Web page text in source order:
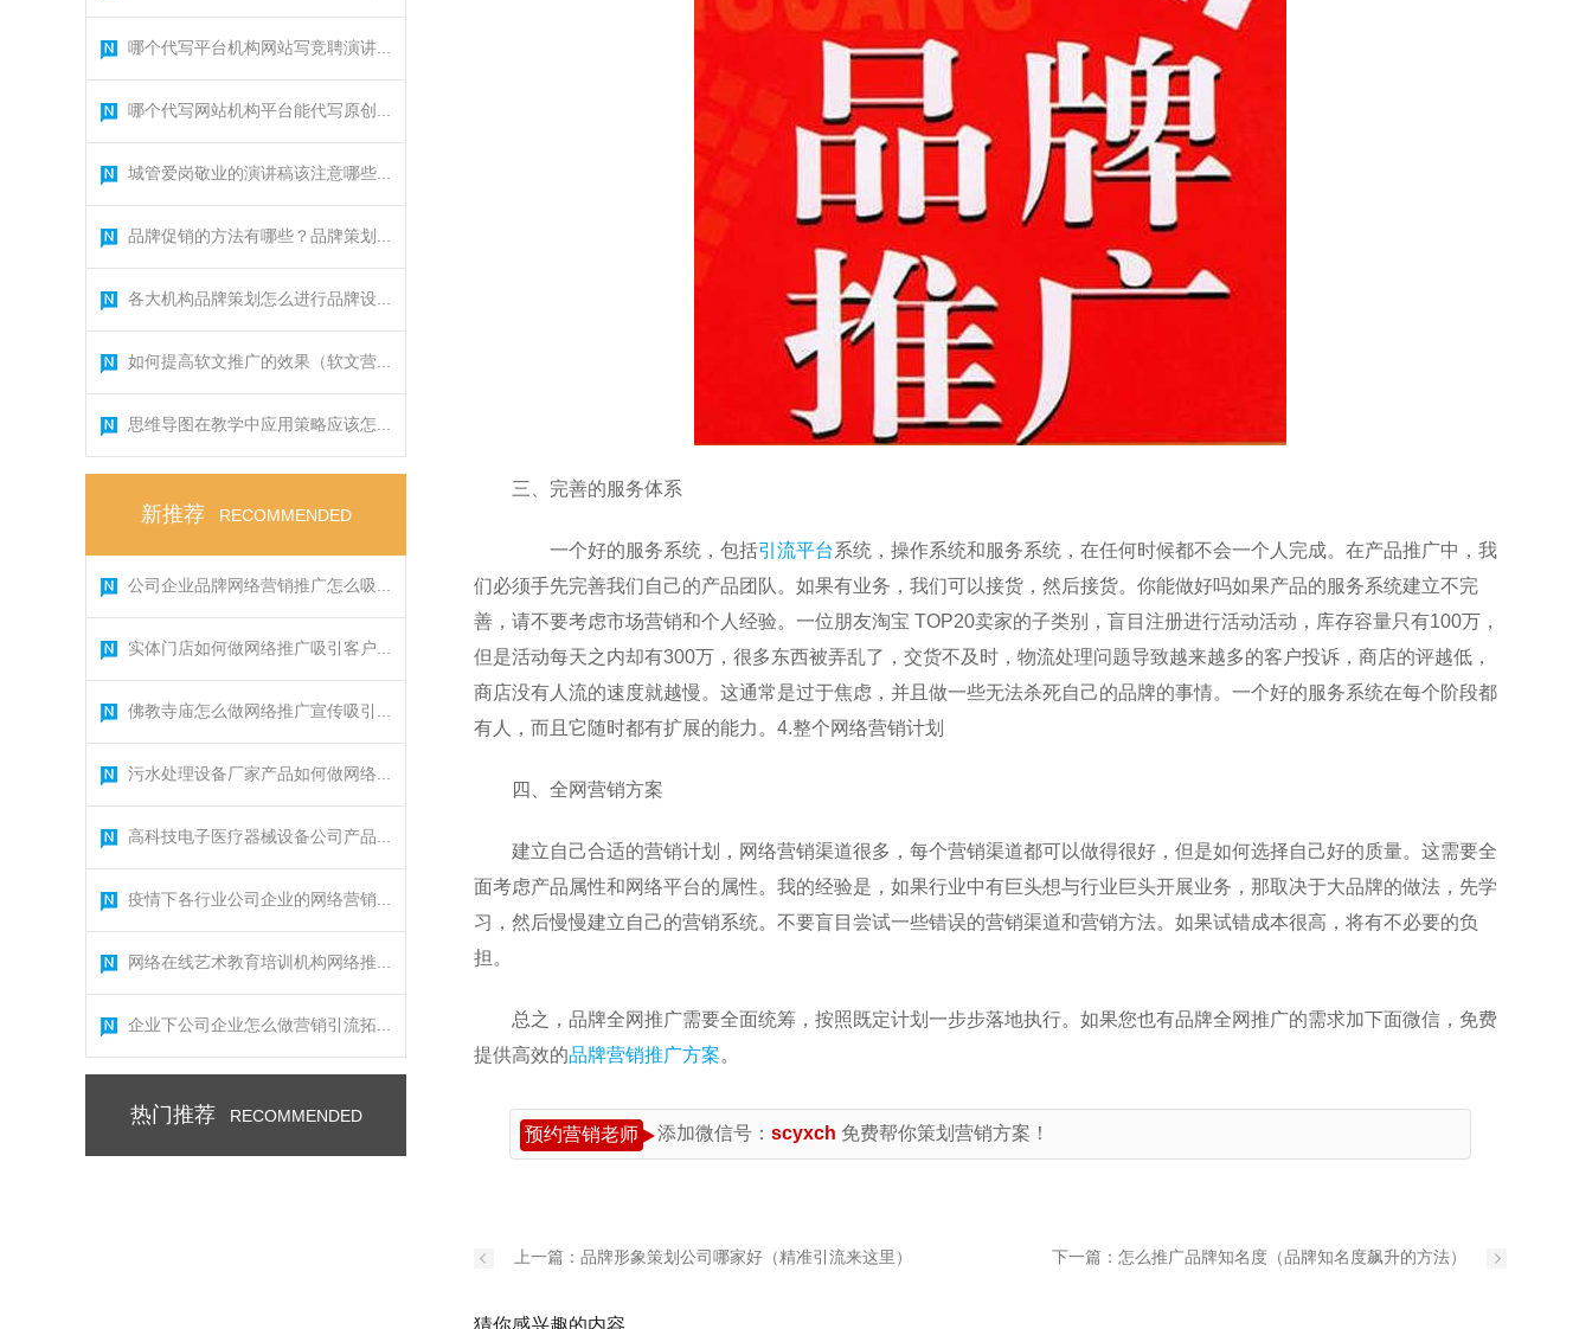
哪个代写平台机构网站写竞聘演讲...
哪个代写网站机构平台能代写原创...
城管爱岗敬业的演讲稿该注意哪些...
品牌促销的方法有哪些？品牌策划...
各大机构品牌策划怎么进行品牌设...
如何提高软文推广的效果（软文营...
思维导图在教学中应用策略应该怎...
新推荐 RECOMMENDED
公司企业品牌网络营销推广怎么吸...
实体门店如何做网络推广吸引客户...
佛教寺庙怎么做网络推广宣传吸引...
污水处理设备厂家产品如何做网络...
高科技电子医疗器械设备公司产品...
疫情下各行业公司企业的网络营销...
网络在线艺术教育培训机构网络推...
企业下公司企业怎么做营销引流拓...
热门推荐 RECOMMENDED
三、完善的服务体系
一个好的服务系统，包括引流平台系统，操作系统和服务系统，在任何时候都不会一个人完成。在产品推广中，我
们必须手先完善我们自己的产品团队。如果有业务，我们可以接货，然后接货。你能做好吗如果产品的服务系统建立不完
善，请不要考虑市场营销和个人经验。一位朋友淘宝 TOP20卖家的子类别，盲目注册进行活动活动，库存容量只有100万，
但是活动每天之内却有300万，很多东西被弄乱了，交货不及时，物流处理问题导致越来越多的客户投诉，商店的评越低，
商店没有人流的速度就越慢。这通常是过于焦虑，并且做一些无法杀死自己的品牌的事情。一个好的服务系统在每个阶段都
有人，而且它随时都有扩展的能力。4.整个网络营销计划
四、全网营销方案
建立自己合适的营销计划，网络营销渠道很多，每个营销渠道都可以做得很好，但是如何选择自己好的质量。这需要全
面考虑产品属性和网络平台的属性。我的经验是，如果行业中有巨头想与行业巨头开展业务，那取决于大品牌的做法，先学
习，然后慢慢建立自己的营销系统。不要盲目尝试一些错误的营销渠道和营销方法。如果试错成本很高，将有不必要的负
担。
总之，品牌全网推广需要全面统筹，按照既定计划一步步落地执行。如果您也有品牌全网推广的需求加下面微信，免费
提供高效的品牌营销推广方案。
预约营销老师 添加微信号： scyxch 免费帮你策划营销方案！
上一篇： 品牌形象策划公司哪家好（精准引流来这里） 下一篇： 怎么推广品牌知名度（品牌知名度飙升的方法）
猜你感兴趣的内容